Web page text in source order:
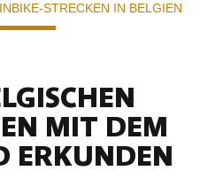
STRECKEN IN BELGIEN
MIT DEM
ERKUNDEN